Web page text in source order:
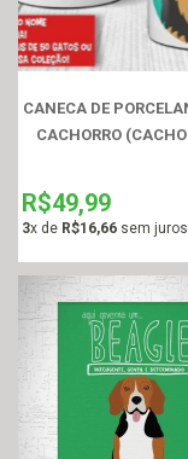
CANECA DE
CACHORRO
R$49,99
3x de R$16,66 sem juros